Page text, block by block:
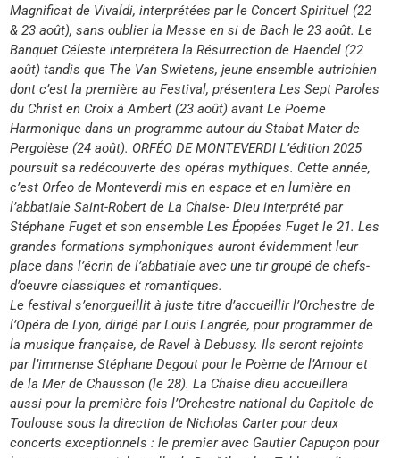
Magnificat de Vivaldi, interprétées par le Concert Spirituel (22
& 23 août), sans oublier la Messe en si de Bach le 23 août. Le
Banquet Céleste interprétera la Résurrection de Haendel (22
août) tandis que The Van Swietens, jeune ensemble autrichien
dont c’est la première au Festival, présentera Les Sept Paroles
du Christ en Croix à Ambert (23 août) avant Le Poème
Harmonique dans un programme autour du Stabat Mater de
Pergolèse (24 août). ORFÉO DE MONTEVERDI L’édition 2025
poursuit sa redécouverte des opéras mythiques. Cette année,
c’est Orfeo de Monteverdi mis en espace et en lumière en
l’abbatiale Saint-Robert de La Chaise- Dieu interprété par
Stéphane Fuget et son ensemble Les Épopées Fuget le 21. Les
grandes formations symphoniques auront évidemment leur
place dans l’écrin de l’abbatiale avec une tir groupé de chefs-
d’oeuvre classiques et romantiques.
Le festival s’enorgueillit à juste titre d’accueillir l’Orchestre de
l’Opéra de Lyon, dirigé par Louis Langrée, pour programmer de
la musique française, de Ravel à Debussy. Ils seront rejoints
par l’immense Stéphane Degout pour le Poème de l’Amour et
de la Mer de Chausson (le 28). La Chaise dieu accueillera
aussi pour la première fois l’Orchestre national du Capitole de
Toulouse sous la direction de Nicholas Carter pour deux
concerts exceptionnels : le premier avec Gautier Capuçon pour